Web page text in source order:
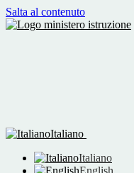
Salta al contenuto
Italiano
Italiano
English